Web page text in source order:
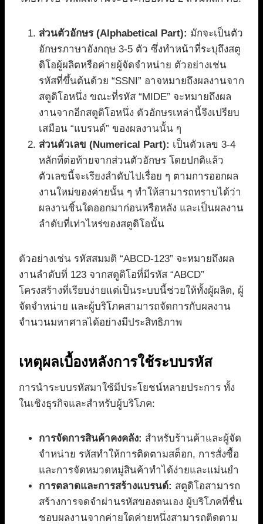
ส่วนตัวอักษร (Alphabetical Part): มักจะเป็นตัว
อักษรภาษาอังกฤษ 3-5 ตัว ซึ่งทำหน้าที่ระบุถึงสตู
ดิโอผู้ผลิตหรือค่ายผู้จัดจำหน่าย ตัวอย่างเช่น
รหัสที่ขึ้นต้นด้วย “SSNI” อาจหมายถึงผลงานจาก
สตูดิโอหนึ่ง ขณะที่รหัส “MIDE” จะหมายถึงผล
งานจากอีกสตูดิโอหนึ่ง ตัวอักษรเหล่านี้จึงเปรียบ
เสมือน “แบรนด์” ของผลงานนั้น ๆ
ส่วนตัวเลข (Numerical Part): เป็นตัวเลข 3-4
หลักที่ต่อท้ายจากส่วนตัวอักษร โดยปกติแล้ว
ตัวเลขนี้จะเรียงลำดับไปเรื่อย ๆ ตามการออกผล
งานใหม่ของค่ายนั้น ๆ ทำให้สามารถทราบได้ว่า
ผลงานชิ้นใดออกมาก่อนหรือหลัง และเป็นผลงาน
ลำดับที่เท่าไหร่ของสตูดิโอนั้น
ตัวอย่างเช่น รหัสสมมติ “ABCD-123” จะหมายถึงผล
งานลำดับที่ 123 จากสตูดิโอที่มีรหัส “ABCD”
โครงสร้างที่เรียบง่ายแต่เป็นระบบนี้ช่วยให้ทั้งผู้ผลิต, ผู้
จัดจำหน่าย และผู้บริโภคสามารถจัดการกับผลงาน
จำนวนมหาศาลได้อย่างมีประสิทธิภาพ
เหตุผลเบื้องหลังการใช้ระบบรหัส
การนำระบบรหัสมาใช้มีประโยชน์หลายประการ ทั้ง
ในเชิงธุรกิจและสำหรับผู้บริโภค:
การจัดการสินค้าคงคลัง: สำหรับร้านค้าและผู้จัด
จำหน่าย รหัสทำให้การติดตามสต็อก, การสั่งซื้อ
และการจัดหมวดหมู่สินค้าทำได้ง่ายและแม่นยำ
การตลาดและการสร้างแบรนด์: สตูดิโอสามารถ
สร้างการจดจำผ่านรหัสของตนเอง ผู้บริโภคที่ชื่น
ชอบผลงานจากค่ายใดค่ายหนึ่งสามารถติดตาม